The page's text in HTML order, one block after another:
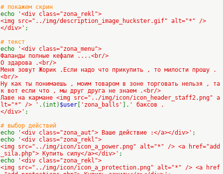
# покажем скрин
echo
'<div class="zona_rekl">
<img src="../img/description_image_huckster.gif" alt="*" />
</div>' ;
# текст
echo
'<div class="zona_menu">
Фаланды полные кефали ....<br/>
О здарова .<br/>
Меня зовут Жорик .Если надо что прикупить , то милости прошу .
<br/>
Ну как ты понимаешь , моим товаром в зоне торговать нельзя , та
к вот если что , мы друг друга не знаем .<br/>
Лаве на кармане <img src="../img/icon/icon_header_staff2.png" a
lt="*" /> ' .(int) $user 'zona_balls' ]. ' баксов .
</div>' ;
# выбор действий
echo
'<div class="zona_aut"> Ваше действие :</a></div>' ;
echo
'<div class="zona_rekl">
<img src="../img/icon/icon_a_power.png" alt="*" /> <a href="add
_sila.php"> Купить силу</a></div>' ;
echo
'<div class="zona_rekl">
<img src="../img/icon/icon_a_protection.png" alt="*" /> <a href